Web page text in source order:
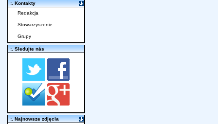
:. Kontakty
Redakcja
Stowarzyszenie
Grupy
:. Sledujte nás
:. Najnowsze zdjęcia